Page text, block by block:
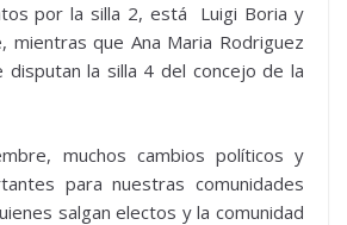
por la silla 2, está Luigi Boria y
mientras que Ana Maria Rodriguez
disputan la silla 4 del concejo de la
muchos cambios políticos y
para nuestras comunidades
salgan electos y la comunidad